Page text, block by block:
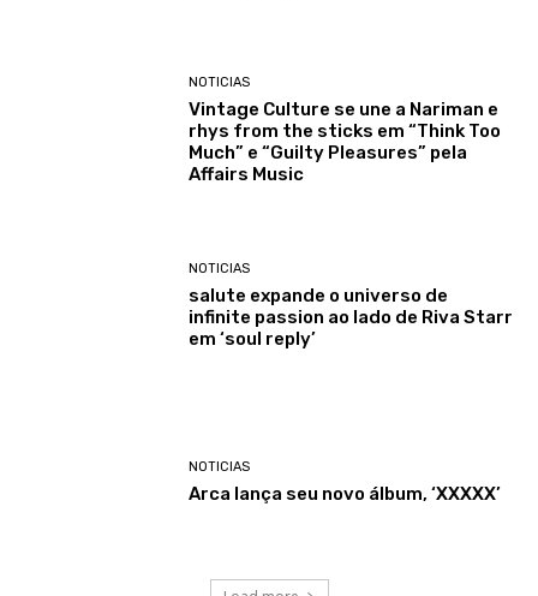
NOTICIAS
Vintage Culture se une a Nariman e
rhys from the sticks em “Think Too
Much” e “Guilty Pleasures” pela
Affairs Music
NOTICIAS
salute expande o universo de
infinite passion ao lado de Riva Starr
em ‘soul reply’
NOTICIAS
Arca lança seu novo álbum, ‘XXXXX’